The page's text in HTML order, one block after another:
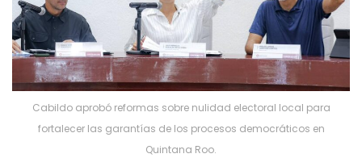
Cabildo aprobó reformas sobre nulidad electoral local para
fortalecer las garantías de los procesos democráticos en
Quintana Roo.